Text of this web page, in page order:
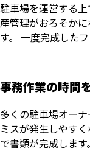
駐車場を運営する
産管理がおろそか
す。 一度完成した
事務作業の時間
多くの駐車場オー
ミスが発生しやす
で書類が完成します。